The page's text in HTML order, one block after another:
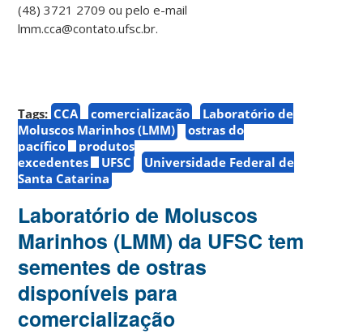
(48) 3721 2709 ou pelo e-mail
lmm.cca@contato.ufsc.br.
Tags: CCA comercialização
Laboratório de
Moluscos Marinhos (LMM)
ostras do
pacífico
produtos
excedentes
UFSC
Universidade Federal de
Santa Catarina
Laboratório de Moluscos
Marinhos (LMM) da UFSC tem
sementes de ostras
disponíveis para
comercialização